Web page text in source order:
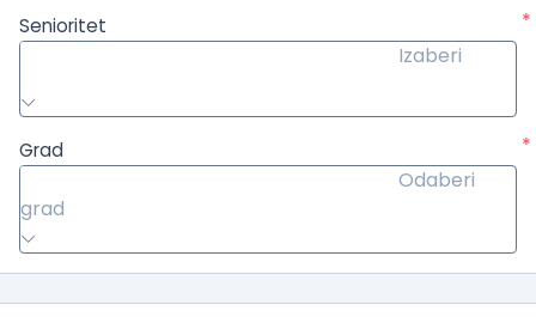
Senioritet
*
Izaberi
Grad
*
Odaberi
grad